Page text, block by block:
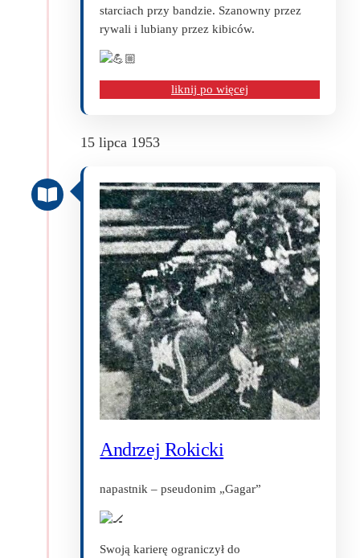
starciach przy bandzie. Szanowny przez
rywali i lubiany przez kibiców.
liknij po więcej
15 lipca 1953
Andrzej Rokicki
napastnik – pseudonim „Gagar”
Swoją karierę ograniczył do